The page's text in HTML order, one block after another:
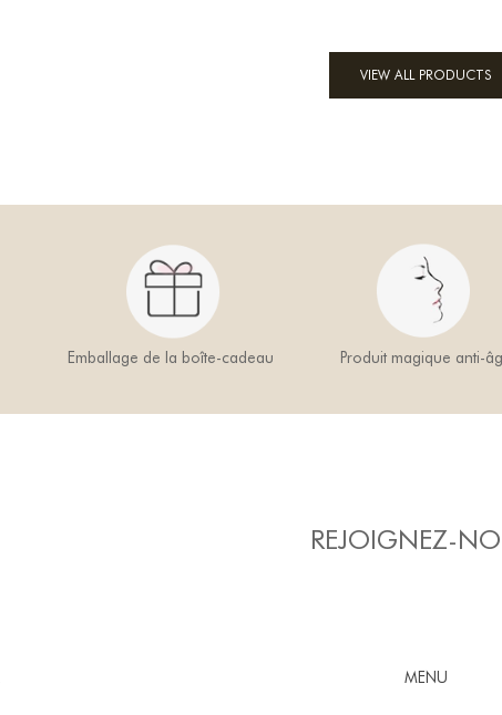
VIEW ALL PRODUCTS
Emballage de la boîte-cadeau Produit magique anti-
REJOIGNEZ-
MENU